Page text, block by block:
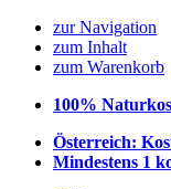
zur Navigation
zum Inhalt
zum Warenkorb
100%
Österreich:
Mindestens 1